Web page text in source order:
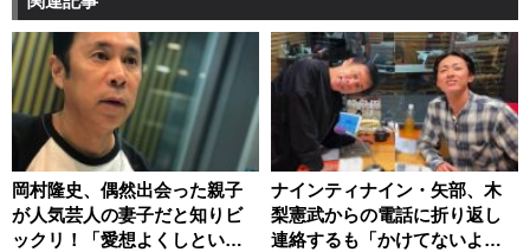
岡村隆史、偶然出会った親子
が人気芸人の妻子だと知りビ
ックリ！「愛想よくしといて
ナインティナイン・矢部、木
梨憲武からの電話に折り返し
連絡するも「かけてないよ」